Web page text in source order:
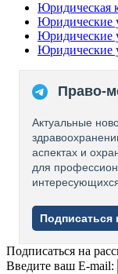
Юридическая
Юридические
Юридические
Юридические
Право-
Актуальные
аспектах и
для
Подписаться
Подписаться на
Введите ваш E-mail: